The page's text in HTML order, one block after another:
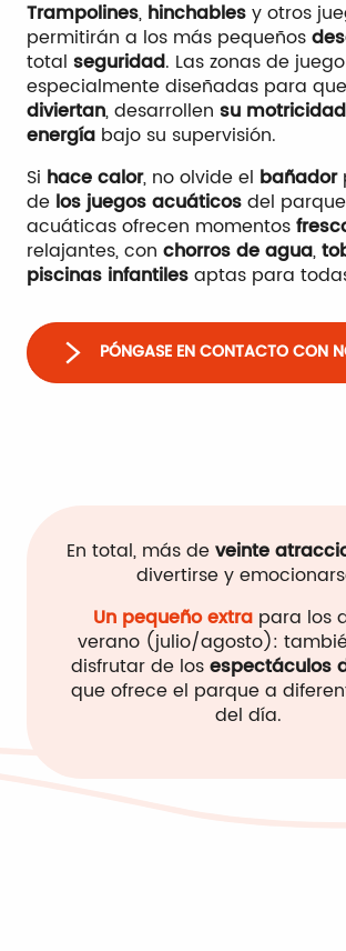
Trampolines, hinchablesy otros
permitirán a los más pequeños
total seguridad. Las zonas de
especialmente diseñadas para
diviertan, desarrollen su motricidad
energía bajo su supervisión.
Si hace calor, no olvide el bañador
de los juegos acuáticosdel
acuáticas ofrecen momentos
relajantes, con chorros de agua,
piscinas infantilesaptas para
PÓNGASE EN CONTACTO CON
En total, más deveinte
divertirse y
Un pequeño extra para los
verano (julio/agosto):
disfrutar de losespectáculos
que ofrece el parque a
del día.